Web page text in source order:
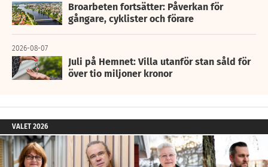
Broarbeten fortsätter: Påverkan för
gångare, cyklister och förare
2026-08-07
Juli på Hemnet: Villa utanför stan såld för
över tio miljoner kronor
VALET 2026